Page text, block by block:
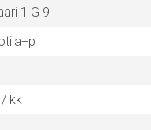
1 G 9
kk